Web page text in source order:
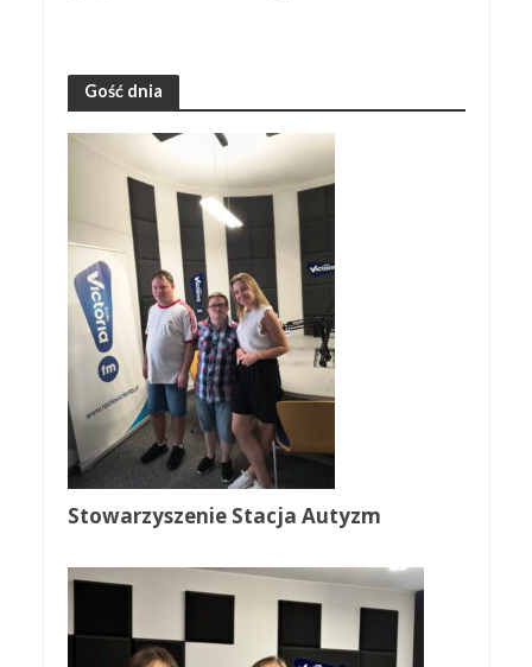
Gość dnia
Stowarzyszenie Stacja Autyzm